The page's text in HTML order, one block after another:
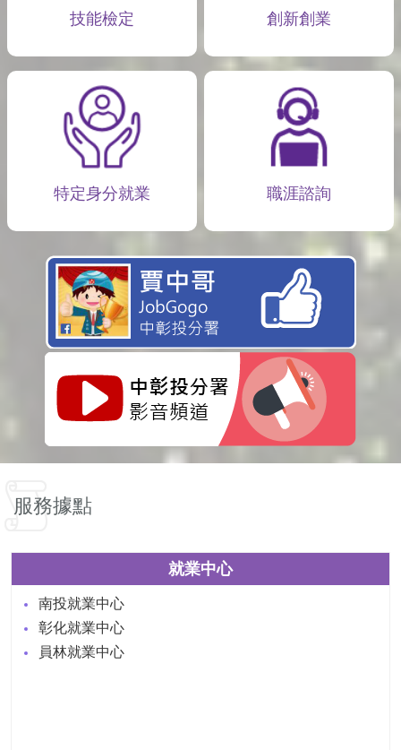
技能檢定 創新創業
特定身分就業 職涯諮詢
服務據點
就業中心
南投就業中心
彰化就業中心
員林就業中心